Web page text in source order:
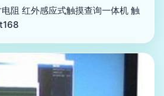
阻 红外感应式触摸查询一体机 触